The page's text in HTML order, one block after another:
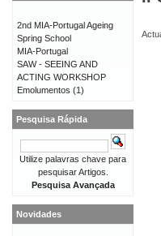
2nd MIA-Portugal Ageing
Spring School
MIA-Portugal
SAW - SEEING AND
ACTING WORKSHOP
Emolumentos (1)
Pesquisa Rápida
Utilize palavras chave para
pesquisar Artigos.
Pesquisa Avançada
Novidades